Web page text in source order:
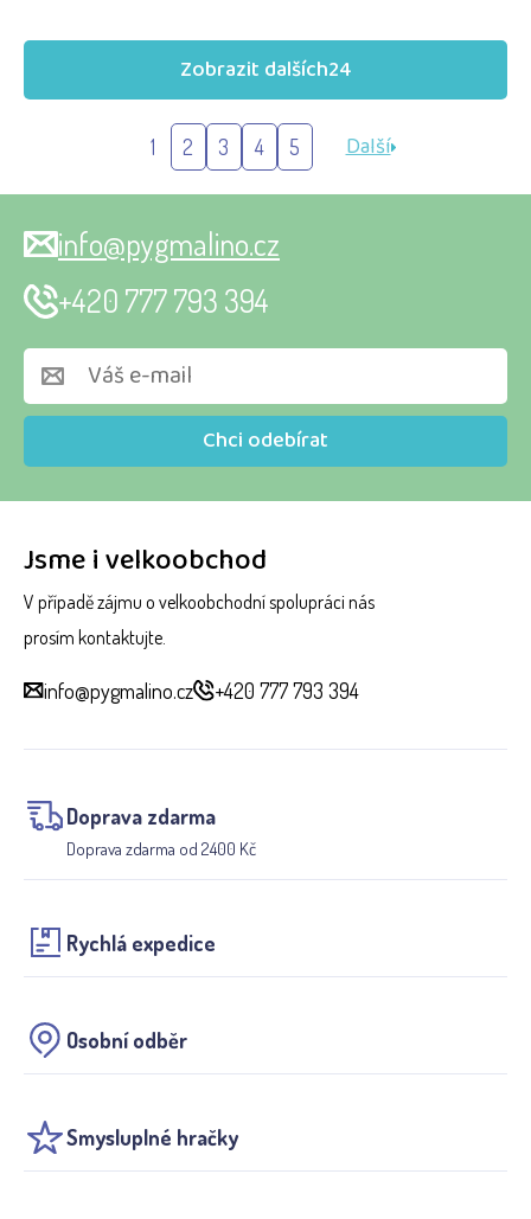
Zobrazit dalších24
1 2 3 4 5 Další
Jsme i velkoobchod
V případě zájmu o velkoobchodní spolupráci nás
prosím kontaktujte.
info@pygmalino.cz +420 777 793 394
Doprava zdarma
Doprava zdarma od 2400 Kč
Rychlá expedice
Osobní odběr
Smysluplné hračky
Chci odebírat
info@pygmalino.cz
+420 777 793 394